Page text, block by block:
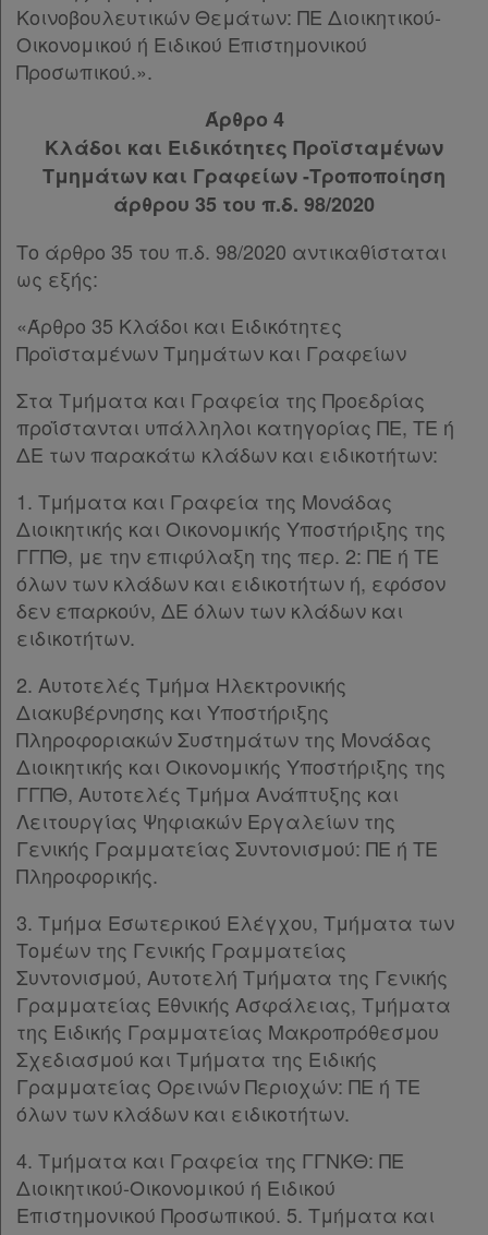
Κοινοβουλευτικών Θεμάτων: ΠΕ Διοικητικού-
Οικονομικού ή Ειδικού Επιστημονικού
Προσωπικού.».
Άρθρο 4
Κλάδοι και Ειδικότητες Προϊσταμένων
Τμημάτων και Γραφείων -Τροποποίηση
άρθρου 35 του π.δ. 98/2020
Το άρθρο 35 του π.δ. 98/2020 αντικαθίσταται
ως εξής:
«Άρθρο 35 Κλάδοι και Ειδικότητες
Προϊσταμένων Τμημάτων και Γραφείων
Στα Τμήματα και Γραφεία της Προεδρίας
προΐστανται υπάλληλοι κατηγορίας ΠΕ, ΤΕ ή
ΔΕ των παρακάτω κλάδων και ειδικοτήτων:
1. Τμήματα και Γραφεία της Μονάδας
Διοικητικής και Οικονομικής Υποστήριξης της
ΓΓΠΘ, με την επιφύλαξη της περ. 2: ΠΕ ή ΤΕ
όλων των κλάδων και ειδικοτήτων ή, εφόσον
δεν επαρκούν, ΔΕ όλων των κλάδων και
ειδικοτήτων.
2. Αυτοτελές Τμήμα Ηλεκτρονικής
Διακυβέρνησης και Υποστήριξης
Πληροφοριακών Συστημάτων της Μονάδας
Διοικητικής και Οικονομικής Υποστήριξης της
ΓΓΠΘ, Αυτοτελές Τμήμα Ανάπτυξης και
Λειτουργίας Ψηφιακών Εργαλείων της
Γενικής Γραμματείας Συντονισμού: ΠΕ ή ΤΕ
Πληροφορικής.
3. Τμήμα Εσωτερικού Ελέγχου, Τμήματα των
Τομέων της Γενικής Γραμματείας
Συντονισμού, Αυτοτελή Τμήματα της Γενικής
Γραμματείας Εθνικής Ασφάλειας, Τμήματα
της Ειδικής Γραμματείας Μακροπρόθεσμου
Σχεδιασμού και Τμήματα της Ειδικής
Γραμματείας Ορεινών Περιοχών: ΠΕ ή ΤΕ
όλων των κλάδων και ειδικοτήτων.
4. Τμήματα και Γραφεία της ΓΓΝΚΘ: ΠΕ
Διοικητικού-Οικονομικού ή Ειδικού
Επιστημονικού Προσωπικού. 5. Τμήματα και